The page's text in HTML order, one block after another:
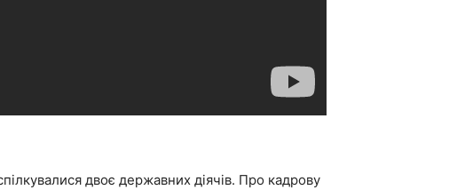
двоє державних діячів. Про кадрову